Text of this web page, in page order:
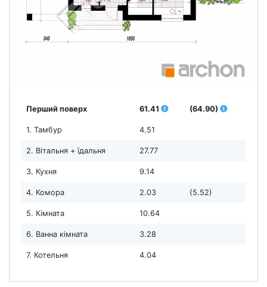
Перший поверх 61.41 (64.90)
1. Тамбур 4.51
2. Вітальня + їдальня 27.77
3. Кухня 9.14
4. Комора 2.03 (5.52)
5. Кімната 10.64
6. Ванна кімната 3.28
7. Котельня 4.04